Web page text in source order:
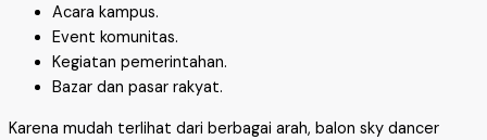
Acara kampus.
Event komunitas.
Kegiatan pemerintahan.
Bazar dan pasar rakyat.
Karena mudah terlihat dari berbagai arah, balon sky dancer